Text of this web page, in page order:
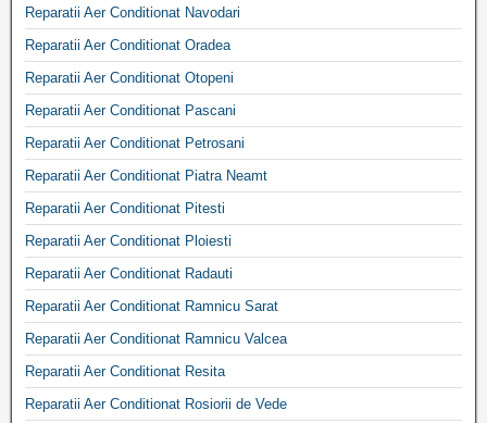
Reparatii Aer Conditionat Navodari
Reparatii Aer Conditionat Oradea
Reparatii Aer Conditionat Otopeni
Reparatii Aer Conditionat Pascani
Reparatii Aer Conditionat Petrosani
Reparatii Aer Conditionat Piatra Neamt
Reparatii Aer Conditionat Pitesti
Reparatii Aer Conditionat Ploiesti
Reparatii Aer Conditionat Radauti
Reparatii Aer Conditionat Ramnicu Sarat
Reparatii Aer Conditionat Ramnicu Valcea
Reparatii Aer Conditionat Resita
Reparatii Aer Conditionat Rosiorii de Vede